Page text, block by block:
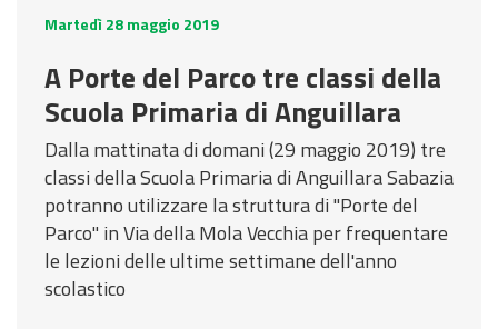
Martedì 28 maggio 2019
A Porte del Parco tre classi della
Scuola Primaria di Anguillara
Dalla mattinata di domani (29 maggio 2019) tre
classi della Scuola Primaria di Anguillara Sabazia
potranno utilizzare la struttura di "Porte del
Parco" in Via della Mola Vecchia per frequentare
le lezioni delle ultime settimane dell'anno
scolastico